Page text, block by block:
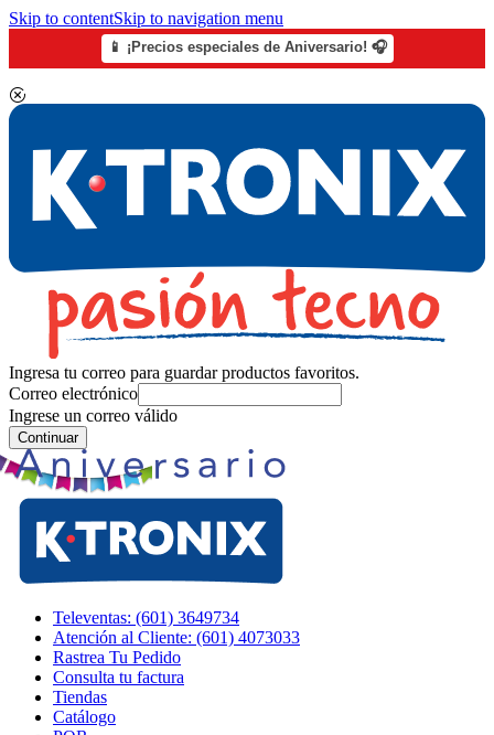
Skip to contentSkip to navigation menu
📱 ¡Precios especiales de Aniversario! 🎧
Ingresa tu correo para guardar productos favoritos.
Correo electrónico
Ingrese un correo válido
Continuar
Televentas: (601) 3649734
Atención al Cliente: (601) 4073033
Rastrea Tu Pedido
Consulta tu factura
Tiendas
Catálogo